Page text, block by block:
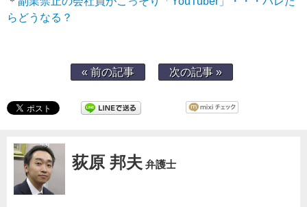
らどうなる？
« 前の記事 次の記事 »
荻原 邦夫 弁護士